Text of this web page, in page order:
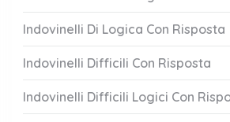
Indovinelli Di Logica Con Risposta
Indovinelli Difficili Con Risposta
Indovinelli Difficili Logici Con